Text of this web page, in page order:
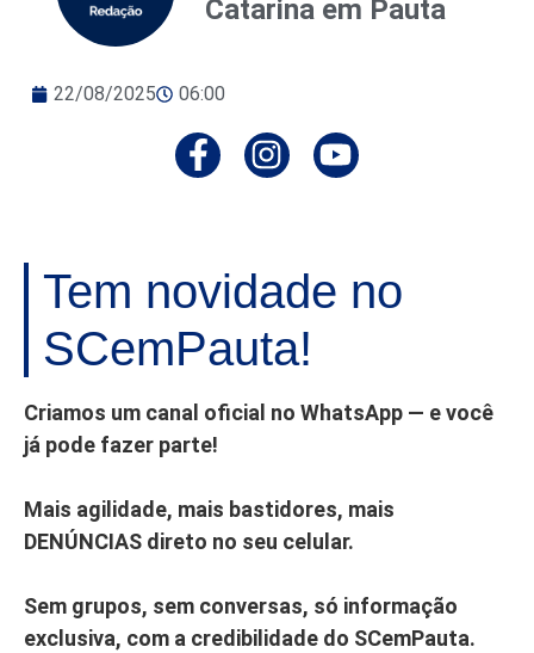
Catarina em Pauta
22/08/2025 06:00
Tem novidade no
SCemPauta!
Criamos um canal oficial no WhatsApp — e você
já pode fazer parte!
Mais agilidade, mais bastidores, mais
DENÚNCIAS direto no seu celular.
Sem grupos, sem conversas, só informação
exclusiva, com a credibilidade do SCemPauta.